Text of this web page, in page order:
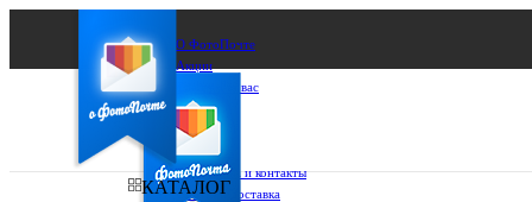
О ФотоПочте
Акции
Сделаем за вас
Бизнесу
FAQ
Франшиза
Поддержка и контакты
Оплата и доставка
КАТАЛОГ